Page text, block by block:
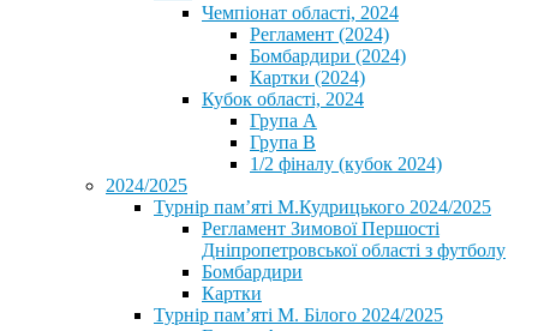
Чемпіонат області, 2024
Регламент (2024)
Бомбардири (2024)
Картки (2024)
Кубок області, 2024
Група А
Група В
1/2 фіналу (кубок 2024)
2024/2025
Турнір пам’яті М.Кудрицького 2024/2025
Регламент Зимової Першості
Дніпропетровської області з футболу
Бомбардири
Картки
Турнір пам’яті М. Білого 2024/2025